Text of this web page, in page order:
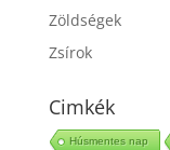
Zöldségek
Zsírok
Cimkék
Húsmentes nap